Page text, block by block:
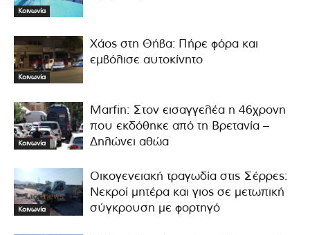
Κοινωνία
Κοινωνία
Χάος στη Θήβα: Πήρε φόρα και
εμβόλισε αυτοκίνητο
Κοινωνία
Marfin: Στον εισαγγελέα η 46χρονη
που εκδόθηκε από τη Βρετανία –
Δηλώνει αθώα
Κοινωνία
Οικογενειακή τραγωδία στις Σέρρες:
Νεκροί μητέρα και γιος σε μετωπική
σύγκρουση με φορτηγό